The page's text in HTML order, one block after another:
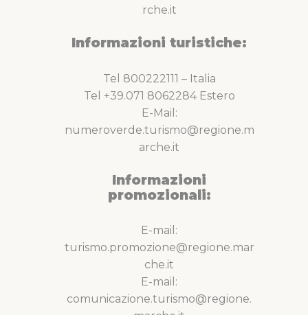
rche.it
Informazioni turistiche:
Tel 800222111 – Italia
Tel +39.071 8062284 Estero
E-Mail:
numeroverde.turismo@regione.m
arche.it
Informazioni
promozionali:
E-mail:
turismo.promozione@regione.mar
che.it
E-mail:
comunicazione.turismo@regione.